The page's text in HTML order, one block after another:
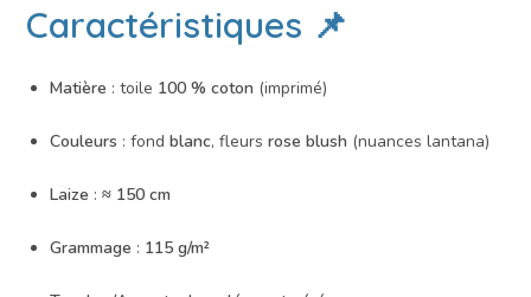
Caractéristiques 📌
Matière : toile 100 % coton (imprimé)
Couleurs : fondblanc, fleursrose blush (nuances lantana)
Laize :≈ 150 cm
Grammage : 115 g/m²